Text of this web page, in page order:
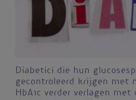
Diabetici die hun
gecontroleerd krijgen met
HbA1c verder verlagen